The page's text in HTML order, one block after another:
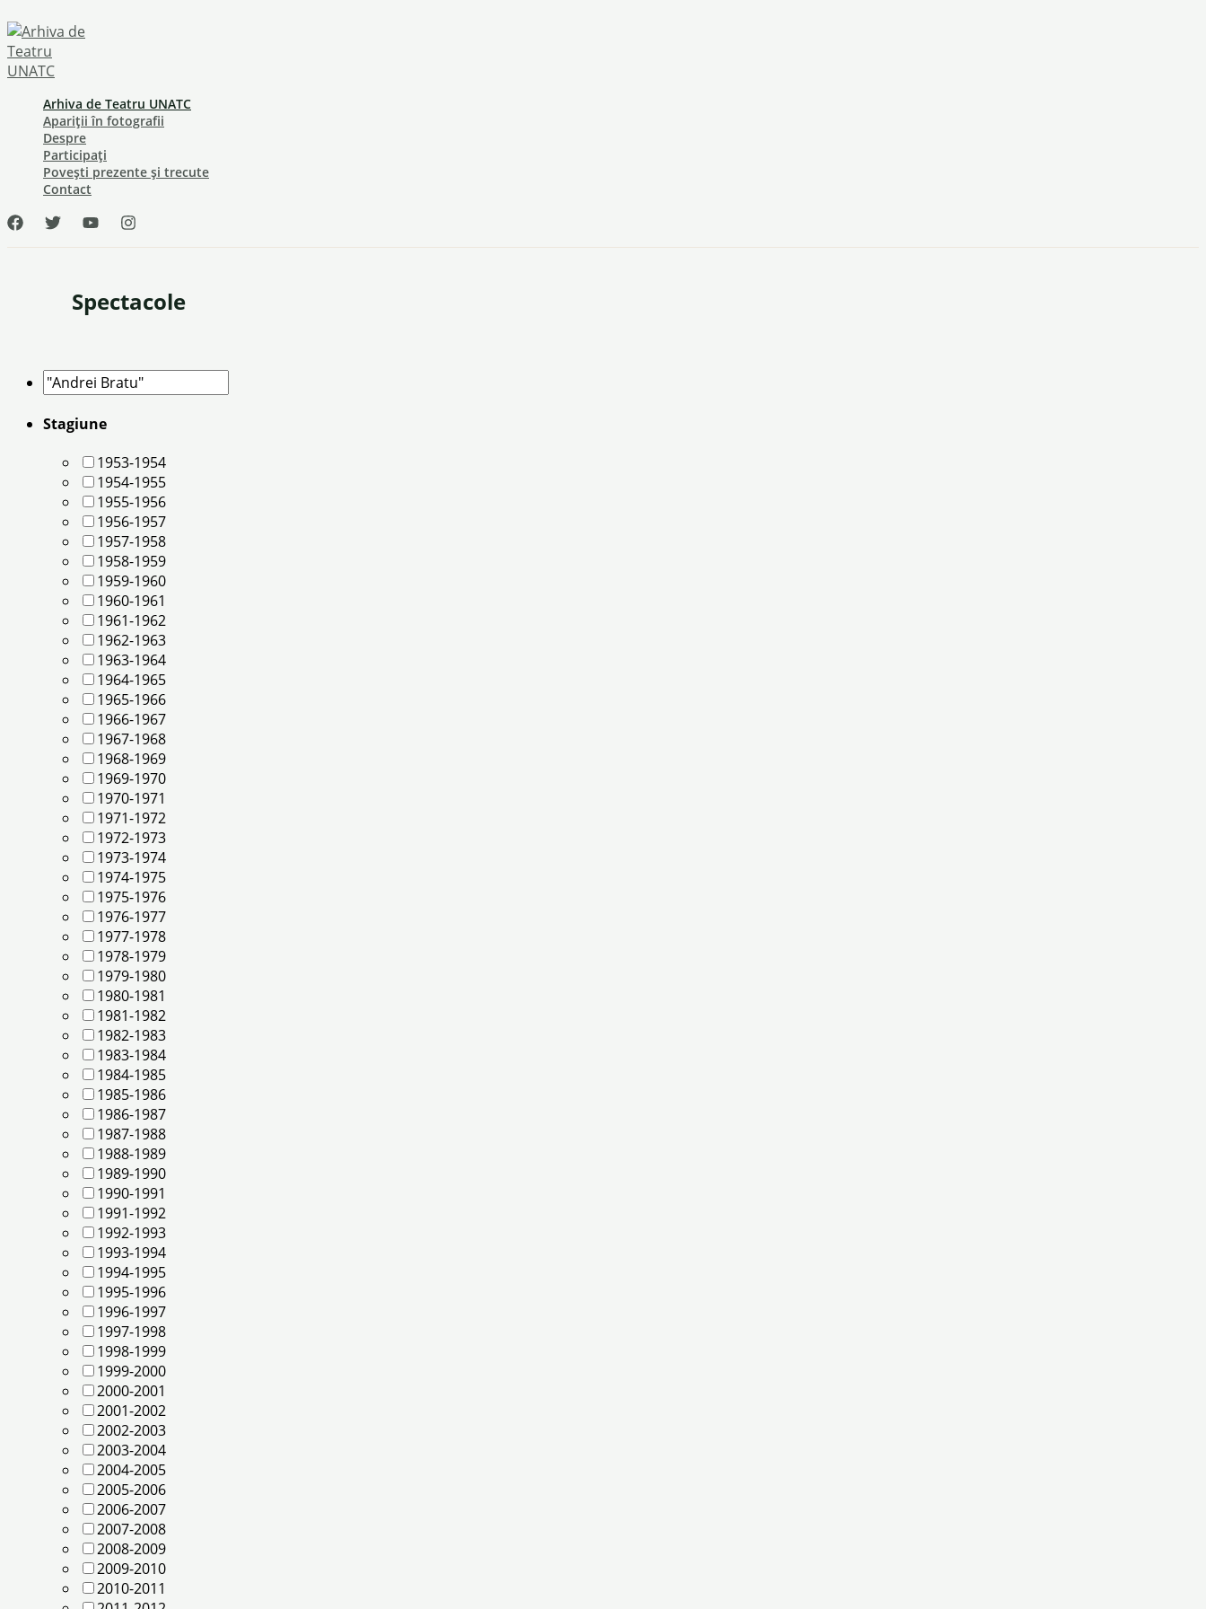
to
content
Arhiva de Teatru UNATC
Apariții în fotografii
Despre
Participați
Povești prezente și trecute
Contact
Spectacole
Stagiune
1953-1954
1954-1955
1955-1956
1956-1957
1957-1958
1958-1959
1959-1960
1960-1961
1961-1962
1962-1963
1963-1964
1964-1965
1965-1966
1966-1967
1967-1968
1968-1969
1969-1970
1970-1971
1971-1972
1972-1973
1973-1974
1974-1975
1975-1976
1976-1977
1977-1978
1978-1979
1979-1980
1980-1981
1981-1982
1982-1983
1983-1984
1984-1985
1985-1986
1986-1987
1987-1988
1988-1989
1989-1990
1990-1991
1991-1992
1992-1993
1993-1994
1994-1995
1995-1996
1996-1997
1997-1998
1998-1999
1999-2000
2000-2001
2001-2002
2002-2003
2003-2004
2004-2005
2005-2006
2006-2007
2007-2008
2008-2009
2009-2010
2010-2011